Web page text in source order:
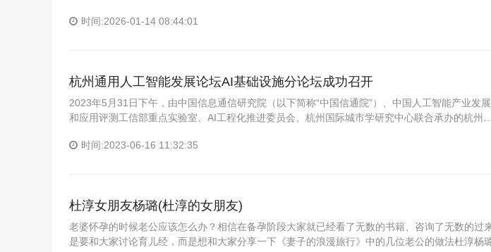
时间:2026-01-14 08:44:01
杭州通用人工智能发展论坛AI基础设施分论坛成功召开
2023年5月31日下午，由中国信息通信研究院（以下简称“中国信通院”）、中国人工智能产业发
和应用评测工信部重点实验室、AI工程化推进委员会、杭州国际城市学研究中心联合承办的杭州
时间:2023-06-16 11:32:35
杜淳女朋友杨璐(杜淳的女朋友)
老婆怀孕的时候老公应该怎么办？相信在备孕阶段大家就已经看了无数的书籍、咨询了无数的过
是要和大家讨论育儿经，而是想和大家分享一下《妻子的浪漫旅行》中的几位老公的做法杜淳杨